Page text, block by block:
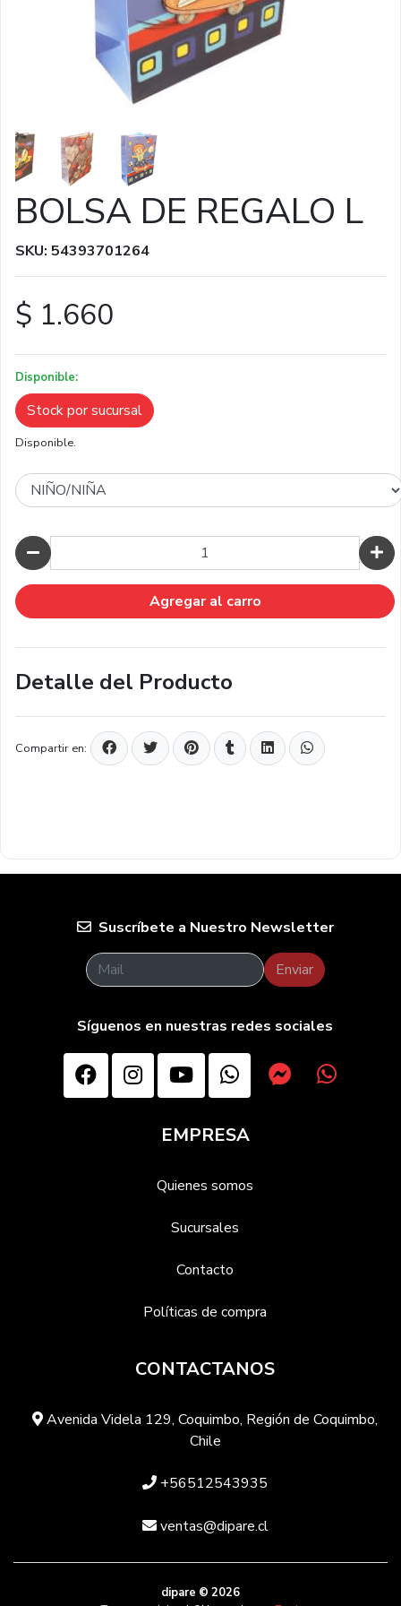
BOLSA DE REGALO L
SKU: 54393701264
$ 1.660
Disponible:
Stock por sucursal
Disponible.
Cantidad
Agregar al carro
Detalle del Producto
Compartir en:
Suscríbete a Nuestro Newsletter
Enviar
Síguenos en nuestras redes sociales
EMPRESA
Quienes somos
Sucursales
Contacto
Políticas de compra
CONTACTANOS
Avenida Videla 129, Coquimbo, Región de Coquimbo,
Chile
+56512543935
ventas@dipare.cl
dipare © 2026